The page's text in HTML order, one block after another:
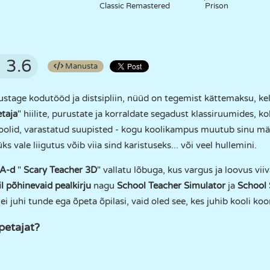
Classic Remastered
Prison
3.6 Manusta
kodutööd ja distsipliin, nüüd on tegemist kättemaksu,
" hiilite, purustate ja korraldate segadust klassiruumides,
varastatud suupisted - kogu koolikampus muutub sinu
vale liigutus võib viia sind karistuseks... või veel hullemini.
d " Scary Teacher 3D" vallatu lõbuga, kus vargus ja loovus
põhinevaid pealkirju nagu School Teacher Simulatorja School
juhi tunde ega õpeta õpilasi, vaid oled see, kes juhib kooli